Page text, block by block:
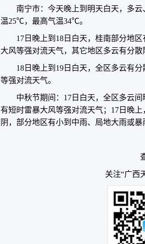
南宁市：今天晚上到明天白天，多
温25℃，最高气温34℃。
17日晚上到18日白天，桂南部分地
大风等强对流天气，其它地区多云有分散
18日晚上到19日白天，全区多云有
等强对流天气。
中秋节期间：17日白天，全区多云
有短时雷暴大风等强对流天气；17日晚
阴，部分地区有小到中雨、局地大雨或暴
关注“广西